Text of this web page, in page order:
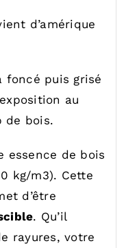
d’amérique
foncé puis grisé
au
de bois.
essence de bois
kg/m3). Cette
d’être
. Qu’il
rayures, votre